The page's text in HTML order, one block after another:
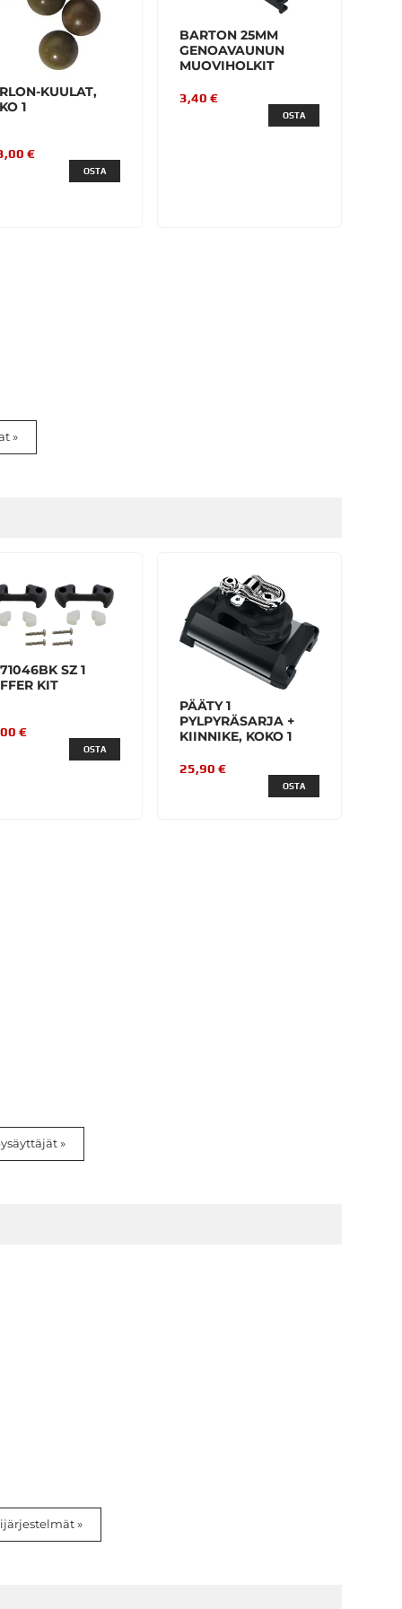
KUULAT,
1
€
OSTA
BARTON 25MM
GENOAVAUNUN
MUOVIHOLKIT
3,40 €
OSTA
»
SZ 1
KIT
€
OSTA
PÄÄTY 1
PYLPYRÄSARJA +
KIINNIKE, KOKO 1
25,90 €
OSTA
»
»